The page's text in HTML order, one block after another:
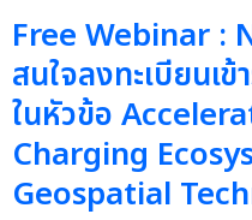
Free Webinar :
สนใจลงทะเบียนเ
ในหัวข้อ
Charging
Geospatial